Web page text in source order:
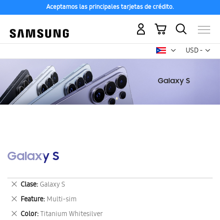
Aceptamos las principales tarjetas de crédito.
USD -
dólar
Mi carrito
Galaxy S
Clase Galaxy S
Eliminar
este
artículo
Feature Multi-sim
Eliminar
este
Color Titanium Whitesilver
Eliminar